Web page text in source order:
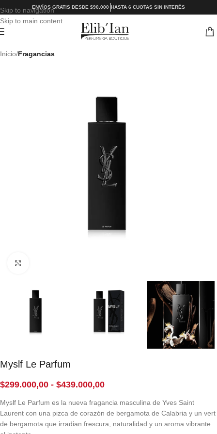
Skip to navigation
Skip to main content
ENVÍOS GRATIS DESDE $90.000 HASTA 6 CUOTAS SIN INTERÉS
Inicio Fragancias
Myslf Le Parfum
$299.000,00 - $439.000,00
Myslf Le Parfum es la nueva fragancia masculina de Yves Saint
Laurent con una pizca de corazón de bergamota de Calabria y un vert
de bergamota que irradian frescura, naturalidad y un aroma vibrante